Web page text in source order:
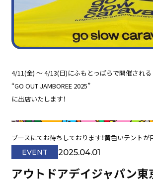
4/11(金) 〜 4/13(日)にふもとっぱらで開催される
“GO OUT JAMBOREE 2025”
に出店いたします！
ブースにてお待ちしております！黄色いテント
EVENT 2025.04.01
アウトドアデイジャパン東